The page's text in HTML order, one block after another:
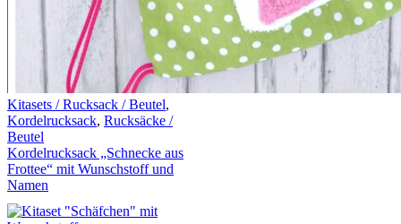
Kitasets / Rucksack / Beutel,
Kordelrucksack, Rucksäcke /
Beutel
Kordelrucksack „Schnecke aus
Frottee“ mit Wunschstoff und
Namen